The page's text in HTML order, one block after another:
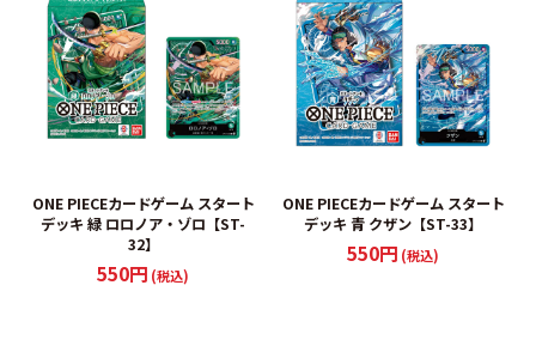
ONE PIECEカードゲーム スタート
デッキ 緑 ロロノア・ゾロ【ST-
32】
550円 (税込)
ONE PIECEカードゲーム スタート
デッキ 青 クザン【ST-33】
550円 (税込)